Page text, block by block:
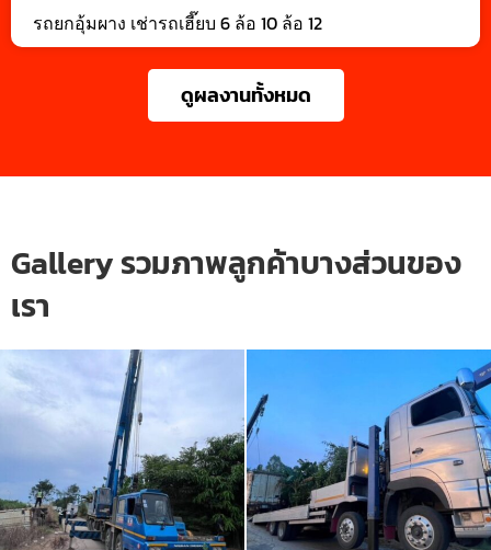
รถยกอุ้มผาง เช่ารถเฮี๊ยบ 6 ล้อ 10 ล้อ 12
ดูผลงานทั้งหมด
Gallery รวมภาพลูกค้าบางส่วนของ
เรา